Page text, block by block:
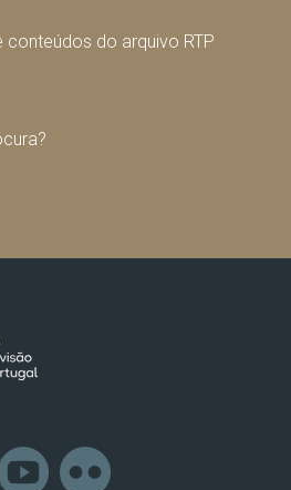
do arquivo RTP